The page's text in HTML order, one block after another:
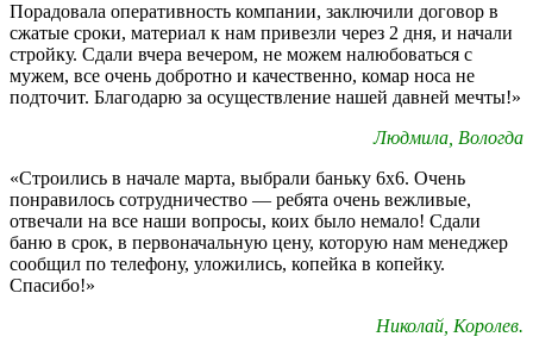
Порадовала оперативность компании, заключили договор в
сжатые сроки, материал к нам привезли через 2 дня, и начали
стройку. Сдали вчера вечером, не можем налюбоваться с
мужем, все очень добротно и качественно, комар носа не
подточит. Благодарю за осуществление нашей давней мечты!»
Людмила, Вологда
«Строились в начале марта, выбрали баньку 6х6. Очень
понравилось сотрудничество — ребята очень вежливые,
отвечали на все наши вопросы, коих было немало! Сдали
баню в срок, в первоначальную цену, которую нам менеджер
сообщил по телефону, уложились, копейка в копейку.
Спасибо!»
Николай, Королев.